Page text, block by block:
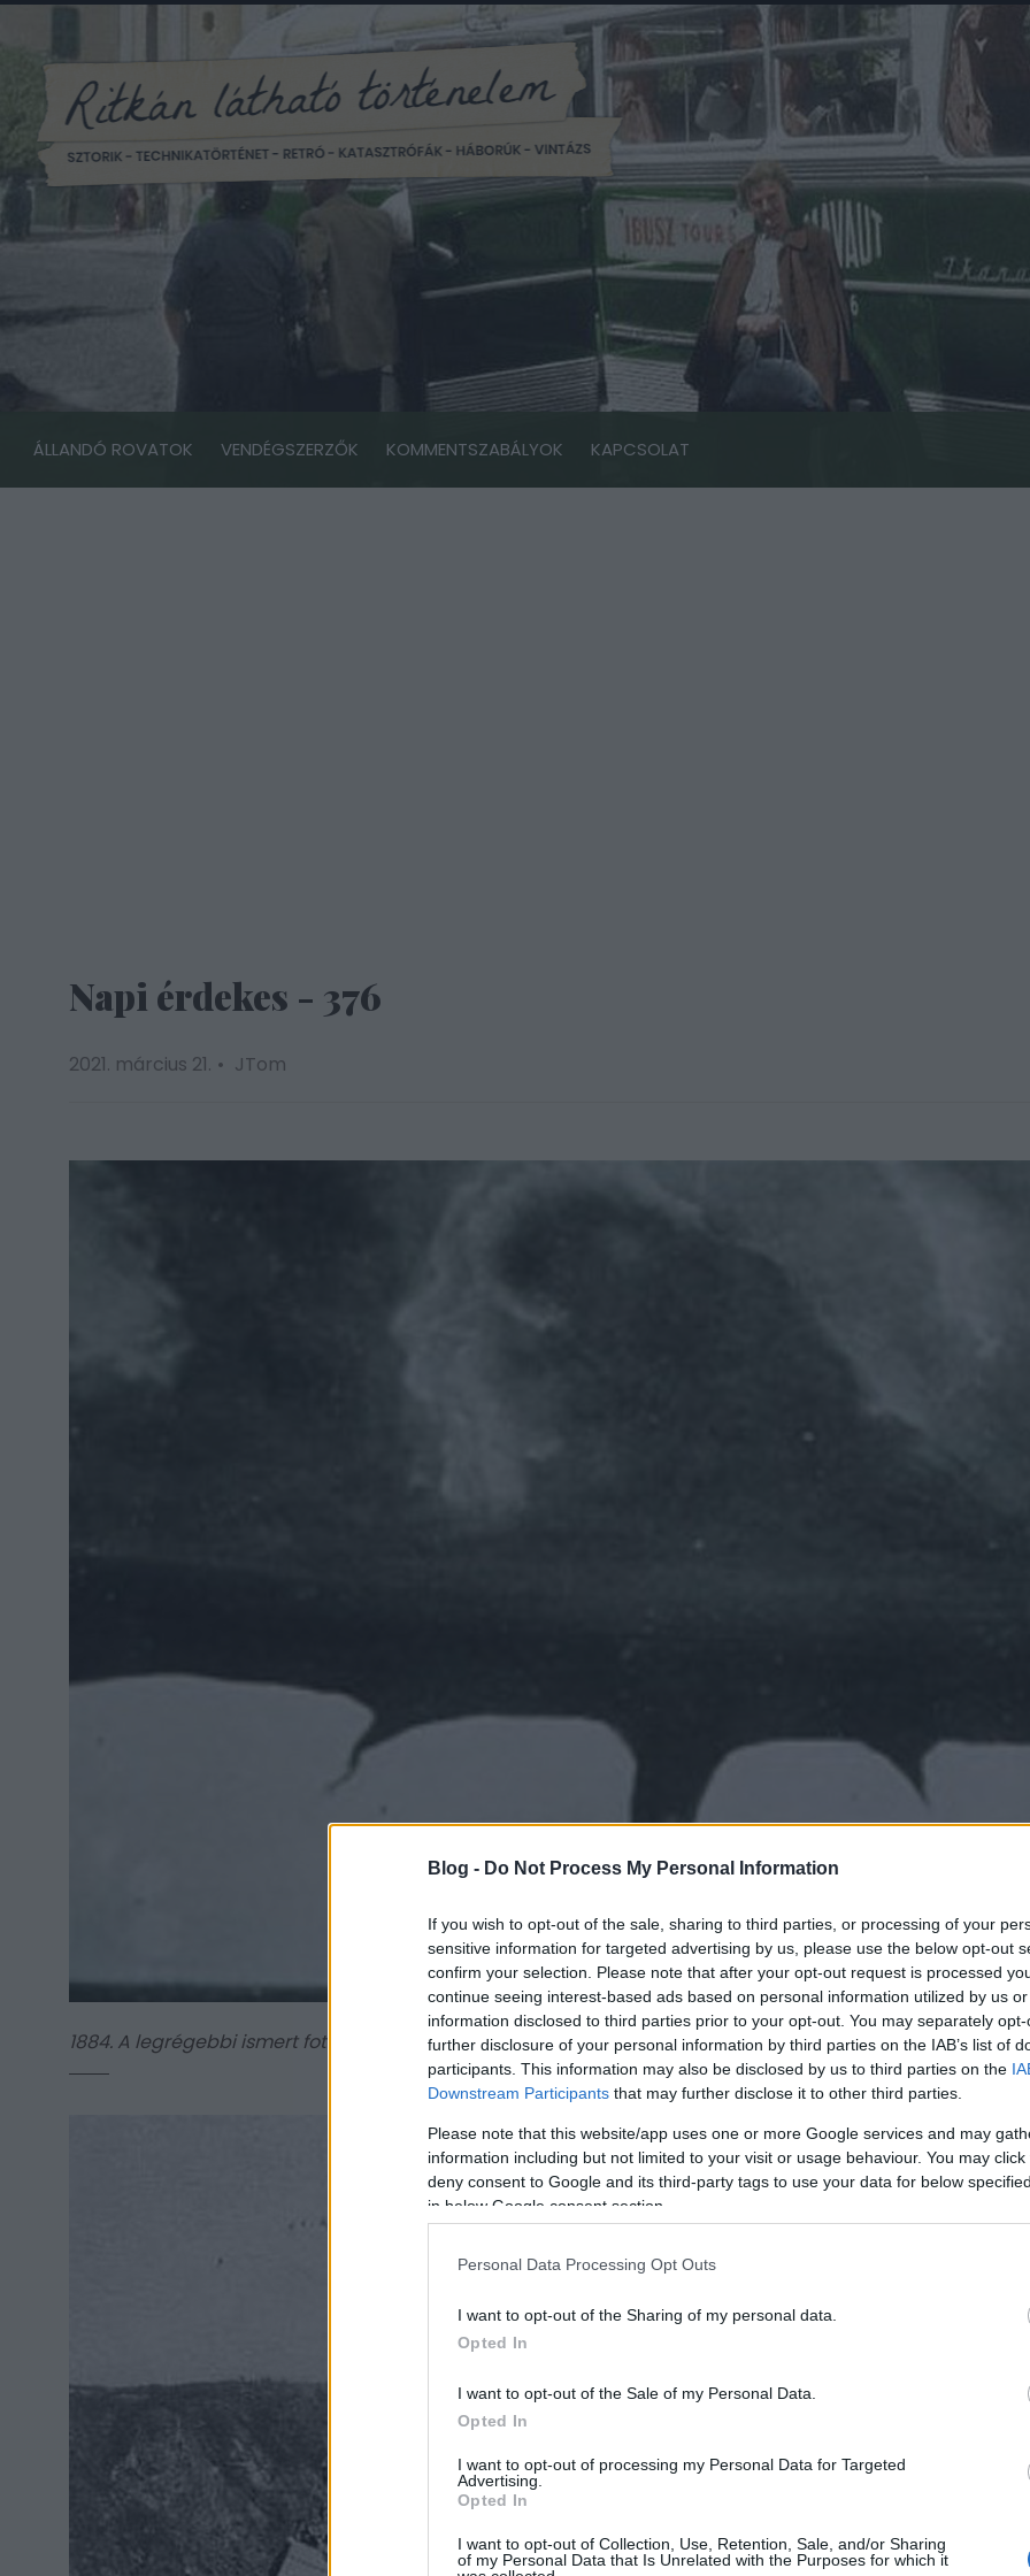
Blog - Do Not Process My Personal Information
If you wish to opt-out of the sale, sharing to third parties, or processing of your
sensitive information for targeted advertising by us, please use the below opt-out
confirm your selection. Please note that after your opt-out request is processed
continue seeing interest-based ads based on personal information utilized by us
information disclosed to third parties prior to your opt-out. You may separately
further disclosure of your personal information by third parties on the IAB’s list of
participants. This information may also be disclosed by us to third parties on the
Downstream Participants that may further disclose it to other third parties.
Please note that this website/app uses one or more Google services and may
information including but not limited to your visit or usage behaviour. You may
deny consent to Google and its third-party tags to use your data for below
in below Google consent section.
Personal Data Processing Opt Outs
I want to opt-out of the Sharing of my personal data.
Opted In
I want to opt-out of the Sale of my Personal Data.
Opted In
I want to opt-out of processing my Personal Data for Targeted
Advertising.
Opted In
I want to opt-out of Collection, Use, Retention, Sale, and/or Sharing
of my Personal Data that Is Unrelated with the Purposes for which it
ÁLLANDÓ ROVATOK VENDÉGSZERZŐK KOMMENTSZABÁLYOK KAPCSOLAT
Napi érdekes - 376
2021. március 21. JTom
1884. A legrégebbi ismert fotó egy tornádóról Dél-Dakotában készült